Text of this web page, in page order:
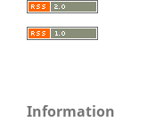
Information